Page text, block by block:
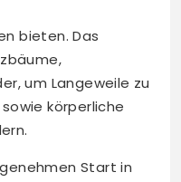
bieten. Das
um Langeweile zu
körperliche
Start in